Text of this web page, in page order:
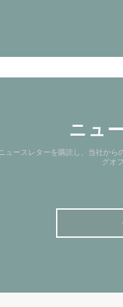
ニュ
ュースレターを購読し、当社から
グオ